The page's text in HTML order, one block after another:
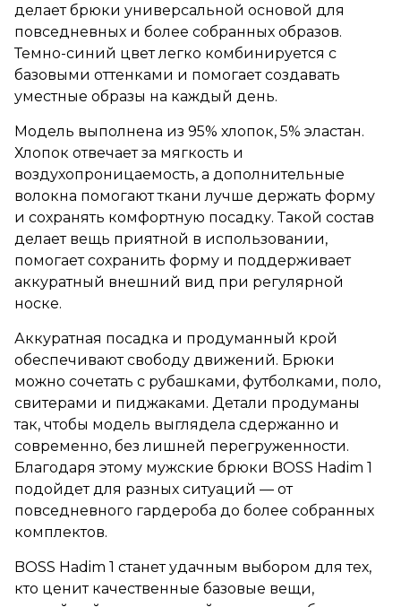
делает брюки универсальной основой для
повседневных и более собранных образов.
Темно-синий цвет легко комбинируется с
базовыми оттенками и помогает создавать
уместные образы на каждый день.
Модель выполнена из 95% хлопок, 5% эластан.
Хлопок отвечает за мягкость и
воздухопроницаемость, а дополнительные
волокна помогают ткани лучше держать форму
и сохранять комфортную посадку. Такой состав
делает вещь приятной в использовании,
помогает сохранить форму и поддерживает
аккуратный внешний вид при регулярной
носке.
Аккуратная посадка и продуманный крой
обеспечивают свободу движений. Брюки
можно сочетать с рубашками, футболками, поло,
свитерами и пиджаками. Детали продуманы
так, чтобы модель выглядела сдержанно и
современно, без лишней перегруженности.
Благодаря этому мужские брюки BOSS Hadim 1
подойдет для разных ситуаций — от
повседневного гардероба до более собранных
комплектов.
BOSS Hadim 1 станет удачным выбором для тех,
кто ценит качественные базовые вещи,